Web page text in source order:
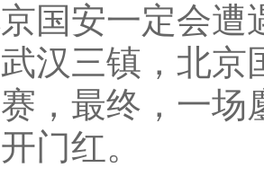
国安一定会遭
汉三镇，北
，最终，一
门红。